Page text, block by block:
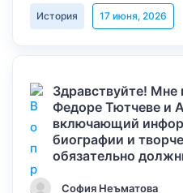
История 17 июня, 2026
Здравствуйте! Мне
Федоре Тютчеве и
включающий
биографии и
обязательно
София Неъматова